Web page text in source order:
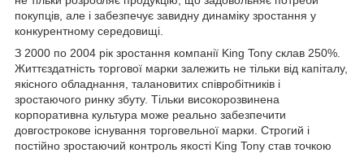
покупців, але і забезпечує завидну динаміку зростання у
конкурентному середовищі.
З 2000 по 2004 рік зростання компанії King Tony склав 250%.
Життєздатність торгової марки залежить не тільки від капіталу,
якісного обладнання, талановитих співробітників і
зростаючого ринку збуту. Тільки високорозвинена
корпоративна культура може реально забезпечити
довгострокове існування торговельної марки. Строгий і
постійно зростаючий контроль якості King Tony став точкою